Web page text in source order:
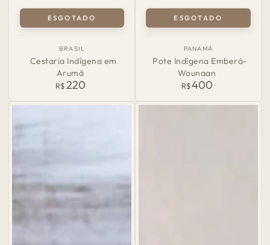
País
de
Origem:
BRASIL
Cestaria Indígena em
Arumã
Preço
R$220
ESGOTADO
País
de
Origem:
PANAMÁ
Pote Indígena Emberá-
Wounaan
Preço
R$400
ESGOTADO